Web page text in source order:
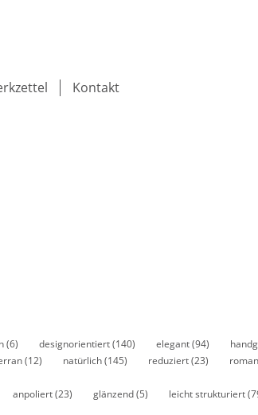
Kontakt
(6) designorientiert(140) elegant(94)
(12) natürlich(145) reduziert(23)
anpoliert(23) glänzend(5) leicht strukturiert